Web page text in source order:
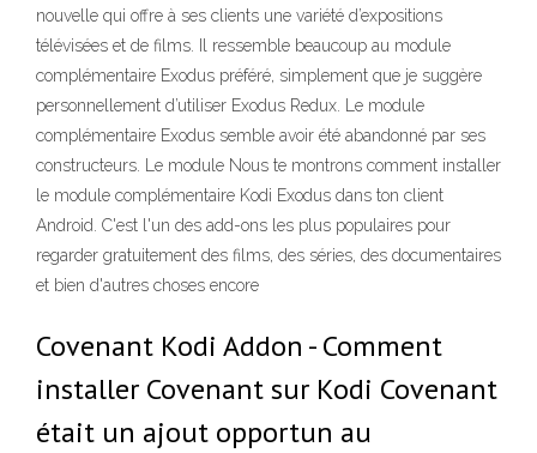
nouvelle qui offre à ses clients une variété d’expositions
télévisées et de films. Il ressemble beaucoup au module
complémentaire Exodus préféré, simplement que je suggère
personnellement d’utiliser Exodus Redux. Le module
complémentaire Exodus semble avoir été abandonné par ses
constructeurs. Le module Nous te montrons comment installer
le module complémentaire Kodi Exodus dans ton client
Android. C'est l'un des add-ons les plus populaires pour
regarder gratuitement des films, des séries, des documentaires
et bien d'autres choses encore
Covenant Kodi Addon - Comment
installer Covenant sur Kodi Covenant
était un ajout opportun au